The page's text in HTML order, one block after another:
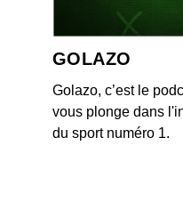
GOLAZO
Golazo, c’est le
vous plonge dans
du sport numéro 1.